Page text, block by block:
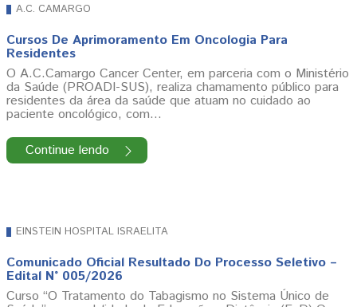
A.C. CAMARGO
Cursos De Aprimoramento Em Oncologia Para
Residentes
O A.C.Camargo Cancer Center, em parceria com o Ministério
da Saúde (PROADI-SUS), realiza chamamento público para
residentes da área da saúde que atuam no cuidado ao
paciente oncológico, com…
Continue lendo
EINSTEIN HOSPITAL ISRAELITA
Comunicado Oficial Resultado Do Processo Seletivo –
Edital N° 005/2026
Curso “O Tratamento do Tabagismo no Sistema Único de